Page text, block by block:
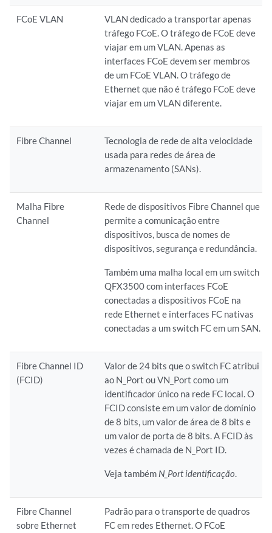
FCoE VLAN
VLAN dedicado a transportar apenas
tráfego FCoE. O tráfego de FCoE deve
viajar em um VLAN. Apenas as
interfaces FCoE devem ser membros
de um FCoE VLAN. O tráfego de
Ethernet que não é tráfego FCoE deve
viajar em um VLAN diferente.
Fibre Channel
Tecnologia de rede de alta velocidade
usada para redes de área de
armazenamento (SANs).
Malha Fibre
Channel
Rede de dispositivos Fibre Channel que
permite a comunicação entre
dispositivos, busca de nomes de
dispositivos, segurança e redundância.
Também uma malha local em um switch
QFX3500 com interfaces FCoE
conectadas a dispositivos FCoE na
rede Ethernet e interfaces FC nativas
conectadas a um switch FC em um SAN.
Fibre Channel ID
(FCID)
Valor de 24 bits que o switch FC atribui
ao N_Port ou VN_Port como um
identificador único na rede FC local. O
FCID consiste em um valor de domínio
de 8 bits, um valor de área de 8 bits e
um valor de porta de 8 bits. A FCID às
vezes é chamada de N_Port ID.
Veja também N_Port identificação.
Fibre Channel
sobre Ethernet
Padrão para o transporte de quadros
FC em redes Ethernet. O FCoE